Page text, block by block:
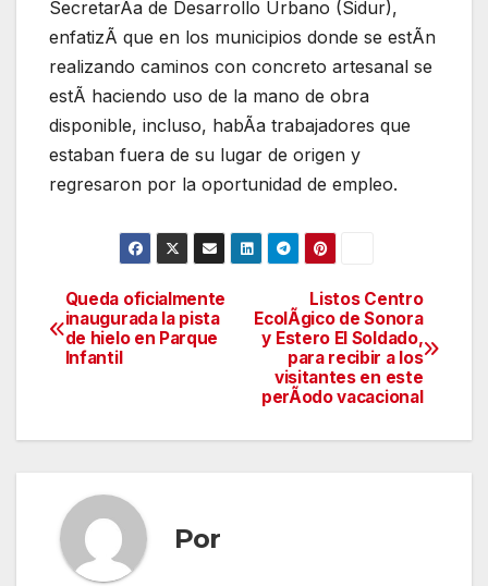
SecretarÃa de Desarrollo Urbano (Sidur),
enfatizÃ que en los municipios donde se estÃn
realizando caminos con concreto artesanal se
estÃ haciendo uso de la mano de obra
disponible, incluso, habÃa trabajadores que
estaban fuera de su lugar de origen y
regresaron por la oportunidad de empleo.
Navegación
de
Listos Centro
EcolÃgico de Sonora
y Estero El Soldado,
para recibir a los
visitantes en este
perÃodo vacacional
Queda oficialmente
inaugurada la pista
de hielo en Parque
Infantil
Por